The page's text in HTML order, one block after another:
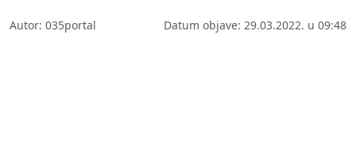
Autor: 035portal Datum objave: 29.03.2022. u 09:48